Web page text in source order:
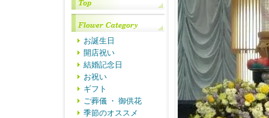
お誕生日
開店祝い
結婚記念日
お祝い
ギフト
ご葬儀 ・ 御供花
季節のオススメ